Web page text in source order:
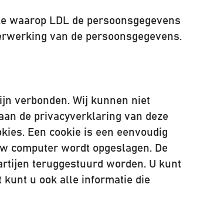
waarop LDL de persoonsgegevens
van de persoonsgegevens.
verbonden. Wij kunnen niet
de privacyverklaring van deze
Een cookie is een eenvoudig
computer wordt opgeslagen. De
teruggestuurd worden. U kunt
kunt u ook alle informatie die